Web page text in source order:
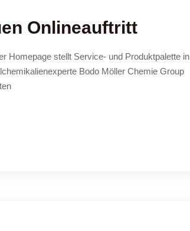
Onlineauftritt
Homepage stellt Service- und Produktpalette in
Bodo Möller Chemie Group